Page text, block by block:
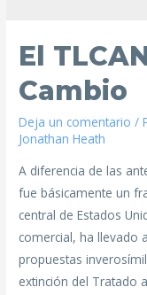
El
Cambio
Deja un comentario /
Jonathan Heath
A diferencia de las
fue básicamente un
central de Estados
comercial, ha llevado
propuestas
extinción del Tratado